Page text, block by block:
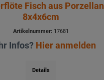
Fisch aus Porzellan
8x4x6cm
Artikelnummer:17681
Infos? Hier anmelden
Details